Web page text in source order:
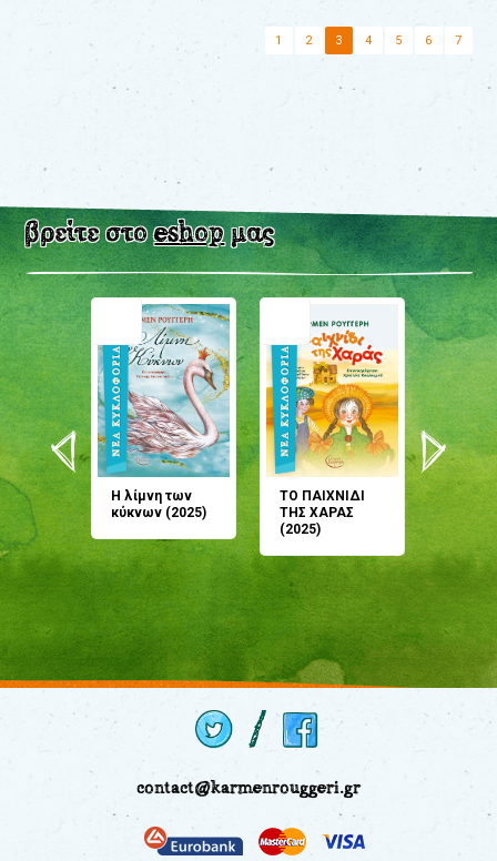
1 2 3 4 5 6 7
βρείτε στοeshopμας
Η λίμνη των
κύκνων (2025)
ΤΟ ΠΑΙΧΝΙΔΙ
ΤΗΣ ΧΑΡΑΣ
(2025)
μου;
(2024)
contact@karmenrouggeri.gr